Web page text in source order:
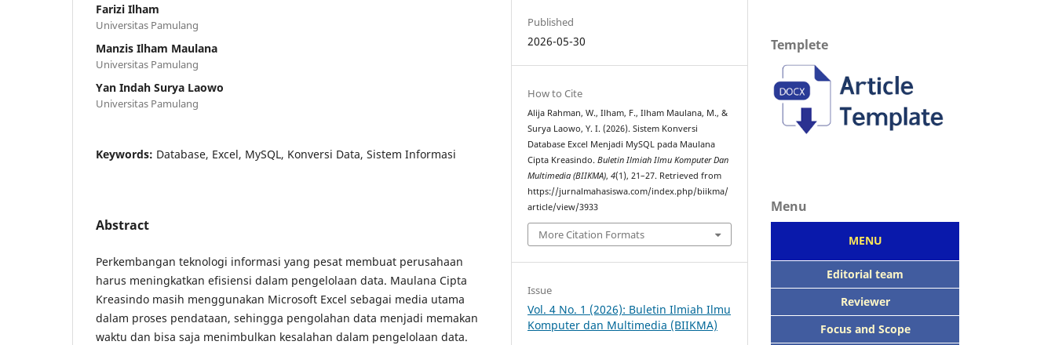
Farizi Ilham
Universitas Pamulang
Manzis Ilham Maulana
Universitas Pamulang
Yan Indah Surya Laowo
Universitas Pamulang
Keywords: Database, Excel, MySQL, Konversi Data, Sistem Informasi
Abstract
Perkembangan teknologi informasi yang pesat membuat perusahaan
harus meningkatkan efisiensi dalam pengelolaan data. Maulana Cipta
Kreasindo masih menggunakan Microsoft Excel sebagai media utama
dalam proses pendataan, sehingga pengolahan data menjadi memakan
waktu dan bisa saja menimbulkan kesalahan dalam pengelolaan data.
Published
2026-05-30
How to Cite
Alija Rahman, W., Ilham, F., Ilham Maulana, M., &
Surya Laowo, Y. I. (2026). Sistem Konversi
Database Excel Menjadi MySQL pada Maulana
Cipta Kreasindo.Buletin Ilmiah Ilmu Komputer Dan
Multimedia (BIIKMA),4(1), 21–27. Retrieved from
https://jurnalmahasiswa.com/index.php/biikma/
article/view/3933
More Citation Formats
Issue
Vol. 4 No. 1 (2026): Buletin Ilmiah Ilmu
Komputer dan Multimedia (BIIKMA)
Templete
Menu
MENU
Editorial team
Reviewer
Focus and Scope